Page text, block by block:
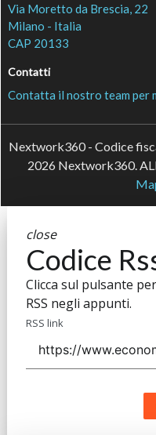
Via Moretto da Brescia, 22
Milano - Italia
CAP 20133
Contatti
Contatta il nostro team per
Nextwork360 - Codice
2026 Nextwork360.
close
Codice
Clicca sul pulsante
RSS negli appunti.
RSS link